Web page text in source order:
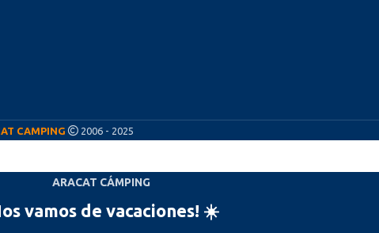
CAMPING 2006 - 2025
ARACAT CÁMPING
vamos de vacaciones! ☀️